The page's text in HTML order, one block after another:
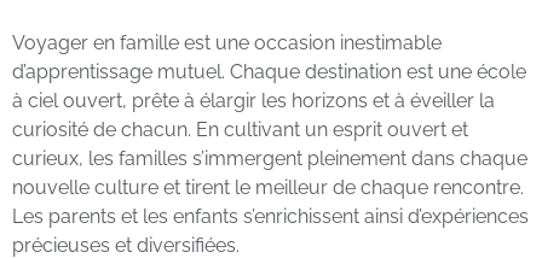
Voyager en famille est une occasion inestimable
d’apprentissage mutuel. Chaque destination est une école
à ciel ouvert, prête à élargir les horizons et à éveiller la
curiosité de chacun. En cultivant un esprit ouvert et
curieux, les familles s’immergent pleinement dans chaque
nouvelle culture et tirent le meilleur de chaque rencontre.
Les parents et les enfants s’enrichissent ainsi d’expériences
précieuses et diversifiées.